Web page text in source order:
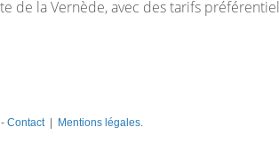
de la Vernède, avec des tarifs
Contact| Mentions légales.